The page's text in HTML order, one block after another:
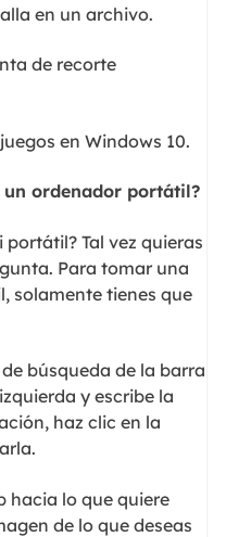
en un archivo.
de recorte
en Windows 10.
un ordenador portátil?
Tal vez quieras
Para tomar una
solamente tienes que
búsqueda de la barra
y escribe la
haz clic en la
hacia lo que quiere
de lo que deseas